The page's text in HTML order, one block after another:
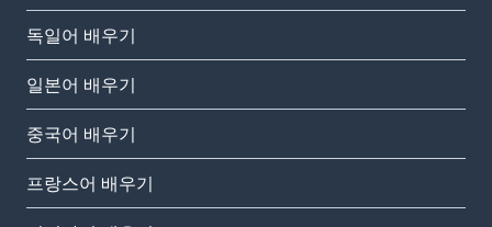
독일어 배우기
일본어 배우기
중국어 배우기
프랑스어 배우기